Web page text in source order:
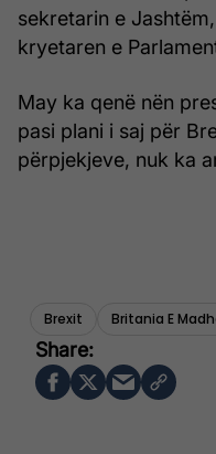
sekretarin e
kryetaren e
May ka qenë nën
pasi plani i saj për
përpjekjeve, nuk ka
Brexit Britania E